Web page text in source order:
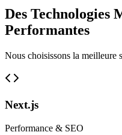
Des Technologies
Performantes
Nous choisissons la meilleure
Next.js
Performance & SEO